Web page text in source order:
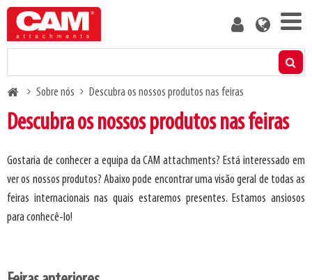
Skip
main
User
Calculador de capacidade residual
Sobre nós
BreadcrumbSobre nós Descubra os nossos produtos nas feiras
Descubra os nossos produtos nas feiras
Gostaria de conhecer a equipa da CAM attachments? Está interessado em
ver os nossos produtos? Abaixo pode encontrar uma visão geral de todas as
feiras internacionais nas quais estaremos presentes. Estamos ansiosos
para conhecê-lo!